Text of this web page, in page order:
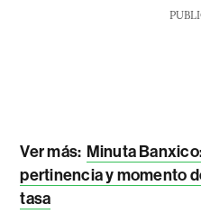
Ver más: Minuta
pertinencia y momento
tasa